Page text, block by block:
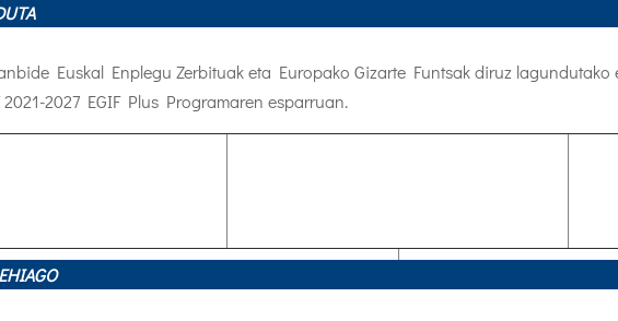
Euskal Enplegu Zerbituak eta Europako Gizarte Funtsak diruz
2021-2027 EGIF Plus Programaren esparruan.